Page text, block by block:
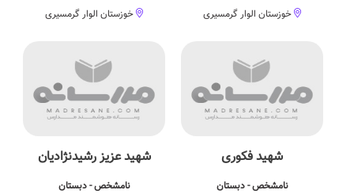
خوزستان الوار گرمسیری
خوزستان الوار گرمسیری
شهید فکوری
نامشخص - دبستان
شهید عزیز رشیدنژادیان
نامشخص - دبستان